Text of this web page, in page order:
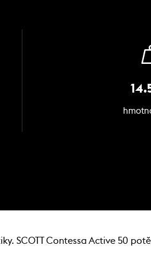
SCOTT Contessa Active 50